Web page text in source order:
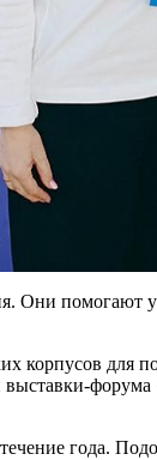
помогают
корпусов для
года.